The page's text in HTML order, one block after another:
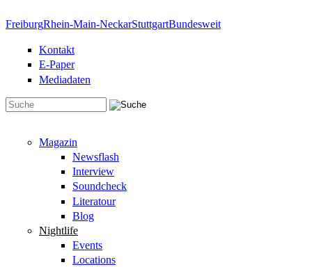
FreiburgRhein-Main-NeckarStuttgartBundesweit
Kontakt
E-Paper
Mediadaten
Magazin
Newsflash
Interview
Soundcheck
Literatour
Blog
Nightlife
Events
Locations